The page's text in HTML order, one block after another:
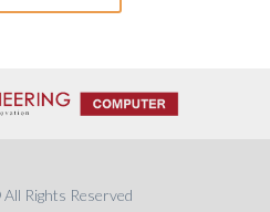
Rights Reserved